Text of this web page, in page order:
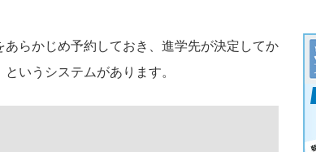
らかじめ予約しておき、進学先が決定してか
いうシステムがあります。